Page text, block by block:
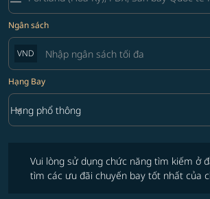
Ngân sách
VND
Hạng Bay
Hạng Bay option Hạng phổ thông Selected
Hạng phổ thông
keyboard_arrow_down
Vui lòng sử dụng chức năng tìm kiếm ở
tìm các ưu đãi chuyến bay tốt nhất của